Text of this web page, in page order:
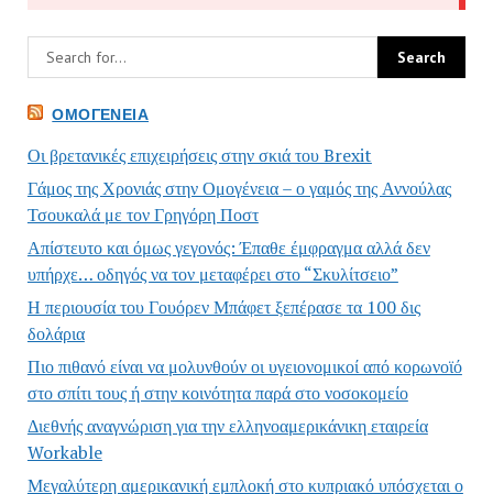
ΟΜΟΓΈΝΕΙΑ
Οι βρετανικές επιχειρήσεις στην σκιά του Brexit
Γάμος της Χρονιάς στην Ομογένεια – ο γαμός της Αννούλας
Τσουκαλά με τον Γρηγόρη Ποστ
Απίστευτο και όμως γεγονός: Έπαθε έμφραγμα αλλά δεν
υπήρχε… οδηγός να τον μεταφέρει στο “Σκυλίτσειο”
Η περιουσία του Γουόρεν Μπάφετ ξεπέρασε τα 100 δις
δολάρια
Πιο πιθανό είναι να μολυνθούν οι υγειονομικοί από κορωνοϊό
στο σπίτι τους ή στην κοινότητα παρά στο νοσοκομείο
Διεθνής αναγνώριση για την ελληνοαμερικάνικη εταιρεία
Workable
Μεγαλύτερη αμερικανική εμπλοκή στο κυπριακό υπόσχεται ο